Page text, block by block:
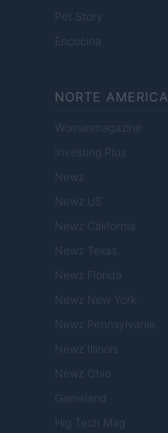
Pet Story
Encocina
NORTE AMERICA
Womanmagazine
Investing Plus
Newz
Newz US
Newz California
Newz Texas
Newz Florida
Newz New York
Newz Pennsylvania
Newz Illinois
Newz Ohio
Gameland
Hig Tech Mag